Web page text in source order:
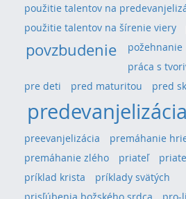
použitie talentov na
použitie talentov na šírenie viery
povzbudenie požehnanie
práca s
pre deti
pred maturitou pred
predevanjelizácia
preevanjelizácia
premáhanie
premáhanie zlého
priateľ
príklad krista
príklady svätých